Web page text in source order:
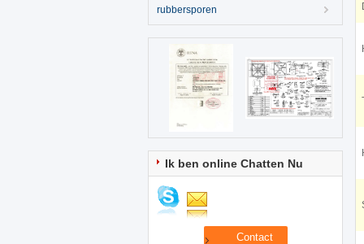
rubbersporen
Ik ben online Chatten Nu